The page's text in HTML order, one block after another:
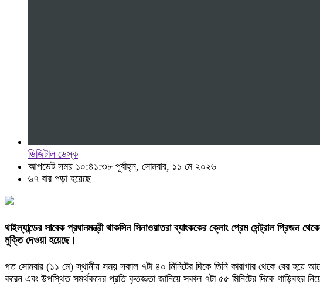
ডিজিটাল ডেস্ক
আপডেট সময় ১০:৪১:৩৮ পূর্বাহ্ন, সোমবার, ১১ মে ২০২৬
৬৭ বার পড়া হয়েছে
থাইল্যান্ডের সাবেক প্রধানমন্ত্রী থাকসিন সিনাওয়াতরা ব্যাংককের ক্লোং প্রেম সেন্ট্রাল
মুক্তি দেওয়া হয়েছে।
গত সোমবার (১১ মে) স্থানীয় সময় সকাল ৭টা ৪০ মিনিটের দিকে তিনি কারাগার থেকে বের হয়ে
করেন এবং উপস্থিত সমর্থকদের প্রতি কৃতজ্ঞতা জানিয়ে সকাল ৭টা ৫৫ মিনিটের দিকে গাড়িবহর